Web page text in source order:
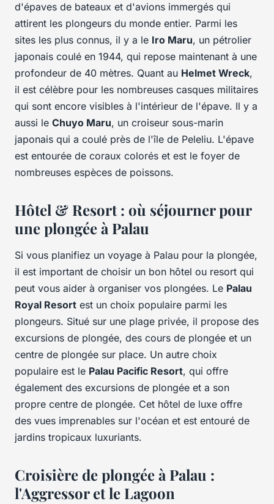
d'épaves de bateaux et d'avions immergés qui
attirent les plongeurs du monde entier. Parmi les
sites les plus connus, il y a le Iro Maru, un pétrolier
japonais coulé en 1944, qui repose maintenant à une
profondeur de 40 mètres. Quant au Helmet Wreck,
il est célèbre pour les nombreuses casques militaires
qui sont encore visibles à l'intérieur de l'épave. Il y a
aussi le Chuyo Maru, un croiseur sous-marin
japonais qui a coulé près de l'île de Peleliu. L'épave
est entourée de coraux colorés et est le foyer de
nombreuses espèces de poissons.
Hôtel & Resort : où séjourner pour
une plongée à Palau
Si vous planifiez un voyage à Palau pour la plongée,
il est important de choisir un bon hôtel ou resort qui
peut vous aider à organiser vos plongées. Le Palau
Royal Resort est un choix populaire parmi les
plongeurs. Situé sur une plage privée, il propose des
excursions de plongée, des cours de plongée et un
centre de plongée sur place. Un autre choix
populaire est le Palau Pacific Resort, qui offre
également des excursions de plongée et a son
propre centre de plongée. Cet hôtel de luxe offre
des vues imprenables sur l'océan et est entouré de
jardins tropicaux luxuriants.
Croisière de plongée à Palau :
l'Aggressor et le Lagoon